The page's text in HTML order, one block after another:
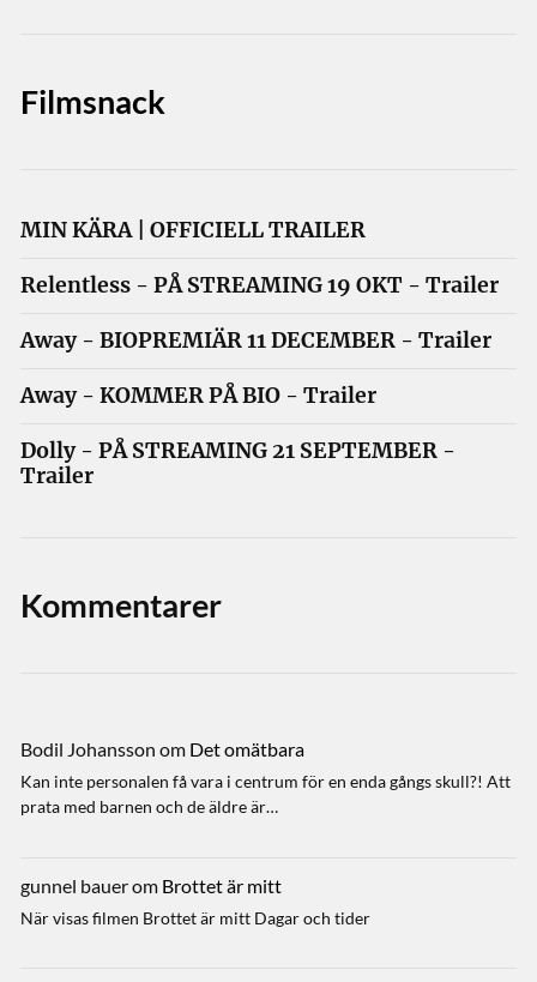
Filmsnack
MIN KÄRA | OFFICIELL TRAILER
Relentless - PÅ STREAMING 19 OKT - Trailer
Away - BIOPREMIÄR 11 DECEMBER - Trailer
Away - KOMMER PÅ BIO - Trailer
Dolly - PÅ STREAMING 21 SEPTEMBER -
Trailer
Kommentarer
Bodil Johansson om Det omätbara
Kan inte personalen få vara i centrum för en enda gångs skull?! Att
prata med barnen och de äldre är…
gunnel bauerom Brottet är mitt
När visas filmen Brottet är mitt Dagar och tider